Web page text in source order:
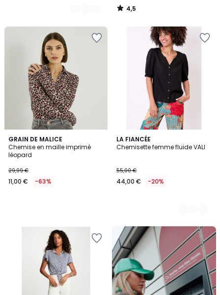
4,5
/
GRAIN DE MALICE
Chemise en maille imprimé
léopard
29,99 €
11,00 € -63%
LA FIANCÉE
Chemisette femme fluide VALI
55,00 €
44,00 € -20%
2
Couleurs
Nouveau
Livraison
en
Locker
Mondial
Relay